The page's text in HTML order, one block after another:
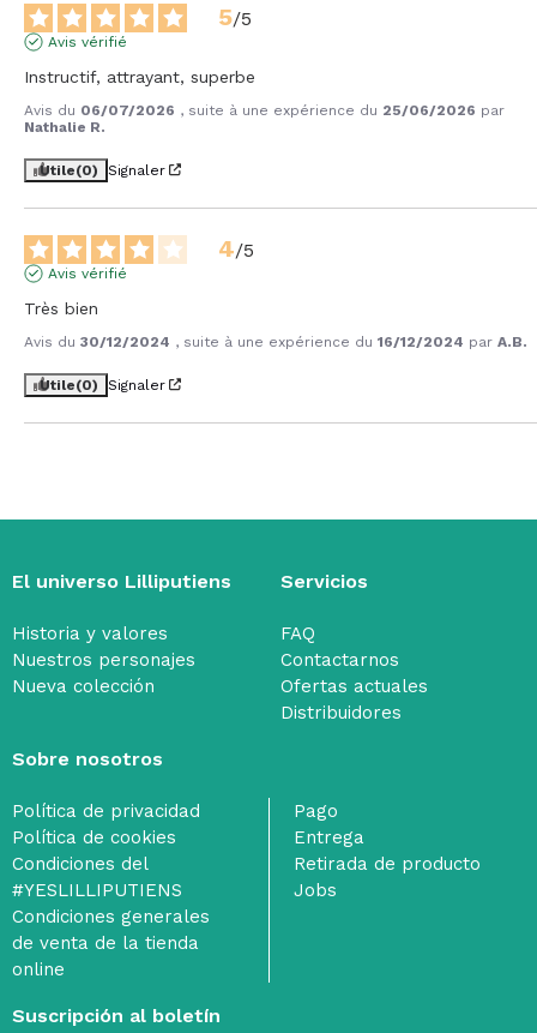
5/5
Avis vérifié
Instructif, attrayant, superbe
Avis du 06/07/2026 , suite à une expérience du 25/06/2026 par
Nathalie R.
Utile(0) Signaler
4/5
Avis vérifié
Très bien
Avis du 30/12/2024 , suite à une expérience du 16/12/2024 par A.B.
Utile(0) Signaler
El universo Lilliputiens
Historia y valores
Nuestros personajes
Nueva colección
Servicios
FAQ
Contactarnos
Ofertas actuales
Distribuidores
Sobre nosotros
Política de privacidad
Política de cookies
Condiciones del
#YESLILLIPUTIENS
Condiciones generales
de venta de la tienda
online
Pago
Entrega
Retirada de producto
Jobs
Suscripción al boletín